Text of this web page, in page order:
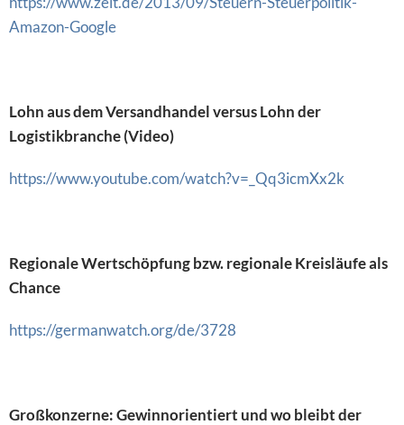
Amazon-Google
Lohn aus dem Versandhandel versus Lohn der
Logistikbranche (Video)
https://www.youtube.com/watch?v=_Qq3icmXx2k
Regionale Wertschöpfung bzw. regionale Kreisläufe als
Chance
https://germanwatch.org/de/3728
Großkonzerne: Gewinnorientiert und wo bleibt der